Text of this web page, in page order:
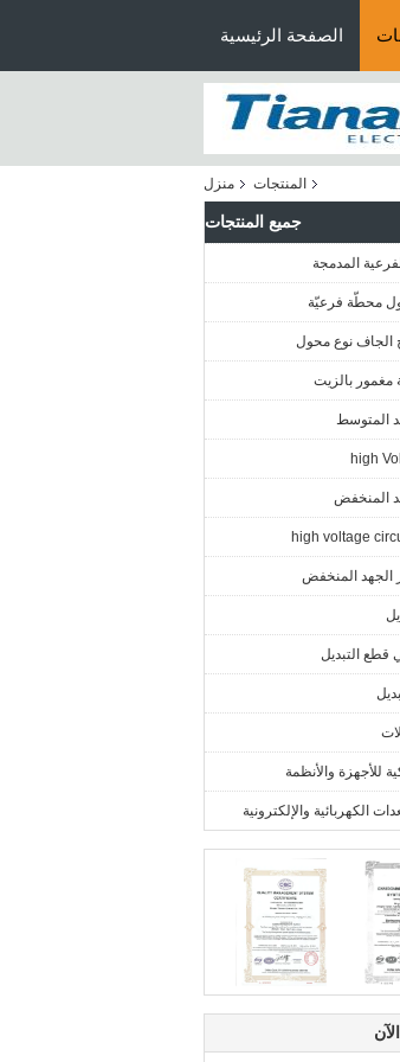
الصفحة الرئيسية
منزل المنتجات
جميع المنتجات
المدمجة
محطّة فرعيّة
الجاف نوع محول
بالزيت
المتوسط
المنخفض
high voltage
الجهد المنخفض
قطع التبديل
للأجهزة والأنظمة
الكهربائية والإلكترونية